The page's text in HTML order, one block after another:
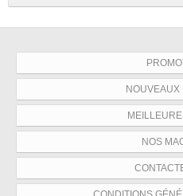
NOUVEAUX
NOS